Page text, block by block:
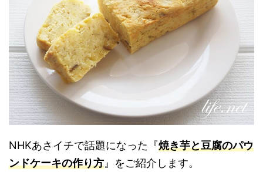
NHKあさイチで話題になった『焼き芋と豆腐のパウ
ンドケーキの作り方 』をご紹介します。